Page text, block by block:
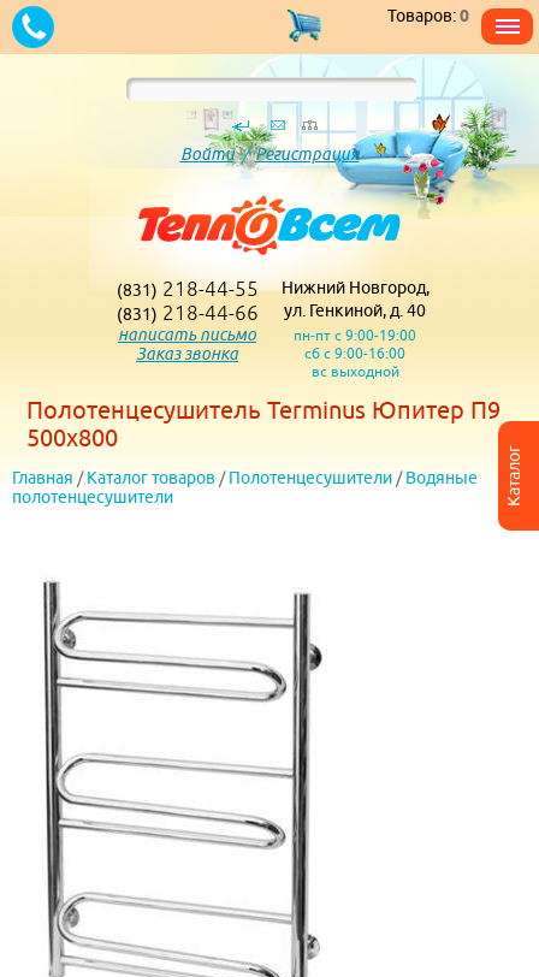
Каталог
Товаров:0
Войти/Регистрация
(831) 218-44-55
(831) 218-44-66
написать письмо
Заказ звонка
Нижний Новгород,
ул. Генкиной, д. 40
пн-пт с 9:00-19:00
сб с 9:00-16:00
вс выходной
Полотенцесушитель Terminus Юпитер П9
500х800
Главная / Каталог товаров / Полотенцесушители / Водяные
полотенцесушители